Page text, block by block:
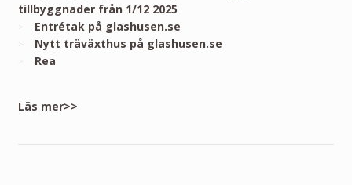
tillbyggnader från 1/12 2025
Entrétak på glashusen.se
Nytt träväxthus på glashusen.se
Rea
Läs mer>>